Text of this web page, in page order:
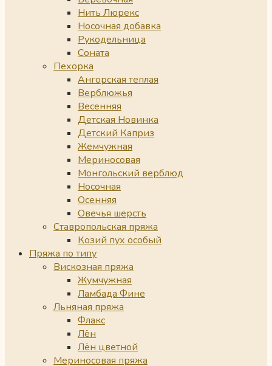
Нить Люрекс
Носочная добавка
Рукодельница
Соната
Пехорка
Ангорская теплая
Верблюжья
Весенняя
Детская Новинка
Детский Каприз
Жемчужная
Мериносовая
Монгольский верблюд
Носочная
Осенняя
Овечья шерсть
Ставропольская пряжа
Козий пух особый
Пряжа по типу
Вискозная пряжа
Жумчужная
Ламбада Фине
Льняная пряжа
Флакс
Лён
Лён цветной
Мериносовая пряжа